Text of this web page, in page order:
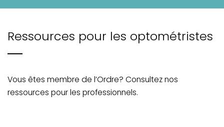
Ressources pour les optométristes
Vous êtes membre de l’Ordre? Consultez nos
ressources pour les professionnels.